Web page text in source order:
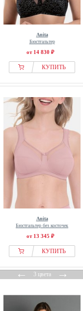
Anita
Бюстгальтер
от 14 830 ₽
КУПИТЬ
Anita
Бюстгальтер без косточек
от 13 345 ₽
КУПИТЬ
←3 цвета→